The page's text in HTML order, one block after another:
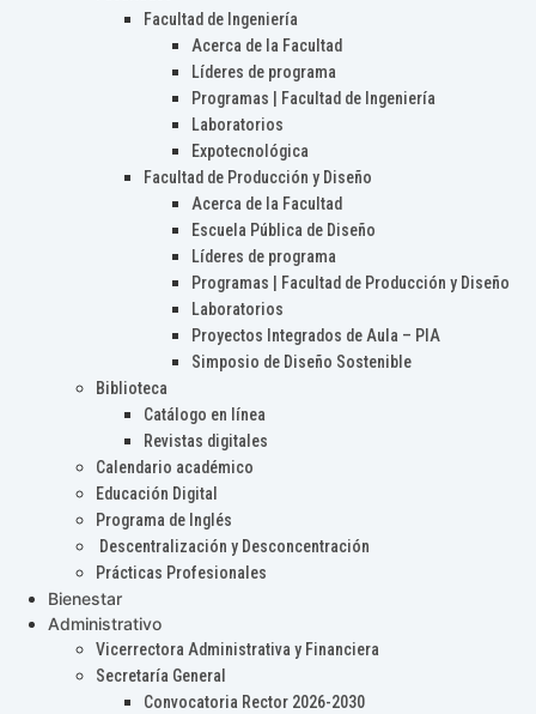
Facultad de Ingeniería
Acerca de la Facultad
Líderes de programa
Programas | Facultad de Ingeniería
Laboratorios
Expotecnológica
Facultad de Producción y Diseño
Acerca de la Facultad
Escuela Pública de Diseño
Líderes de programa
Programas | Facultad de Producción y Diseño
Laboratorios
Proyectos Integrados de Aula – PIA
Simposio de Diseño Sostenible
Biblioteca
Catálogo en línea
Revistas digitales
Calendario académico
Educación Digital
Programa de Inglés
Descentralización y Desconcentración
Prácticas Profesionales
Bienestar
Administrativo
Vicerrectora Administrativa y Financiera
Secretaría General
Convocatoria Rector 2026-2030